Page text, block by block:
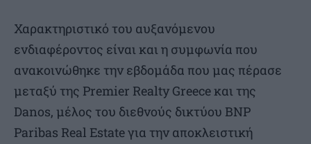
Χαρακτηριστικό του αυξανόμενου
ενδιαφέροντος είναι και η συμφωνία που
ανακοινώθηκε την εβδομάδα που μας πέρασε
μεταξύ της Premier Realty Greece και της
Danos, μέλος του διεθνούς δικτύου BNP
Paribas Real Estate για την αποκλειστική